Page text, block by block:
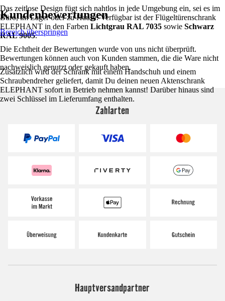
Das zeitlose Design fügt sich nahtlos in jede Umgebung ein, sei es im
Büro, im Lager oder zu Hause. Verfügbar ist der Flügeltürenschrank
ELEPHANT in den Farben Lichtgrau RAL 7035 sowie Schwarz
RAL 9005.
Zusätzlich wird der Schrank mit einem Handschuh und einem
Schraubendreher geliefert, damit Du deinen neuen Aktenschrank
ELEPHANT sofort in Betrieb nehmen kannst! Darüber hinaus sind
zwei Schlüssel im Lieferumfang enthalten.
Kundenbewertungen
Bereich überspringen
Die Echtheit der Bewertungen wurde von uns nicht überprüft.
Bewertungen können auch von Kunden stammen, die die Ware nicht
nachweislich genutzt oder gekauft haben.
Zahlarten
Hauptversandpartner